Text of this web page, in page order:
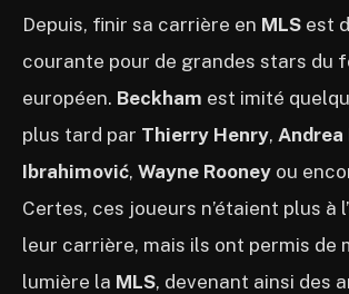
Depuis, finir sa carrière en MLS est
courante pour de grandes stars du
européen. Beckham est imité
plus tard par Thierry Henry, Andrea
Ibrahimović, Wayne Rooney ou
Certes, ces joueurs n’étaient plus à
leur carrière, mais ils ont permis de
lumière la MLS, devenant ainsi des